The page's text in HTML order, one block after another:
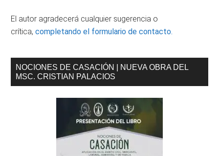
El autor agradecerá cualquier sugerencia o
crítica,completando el formulario de contacto.
NOCIONES DE CASACIÓN | NUEVA OBRA DEL
MSC. CRISTIAN PALACIOS